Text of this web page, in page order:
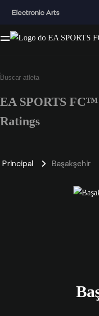
EA SPORTS
Ratings
Principal Başakşehir